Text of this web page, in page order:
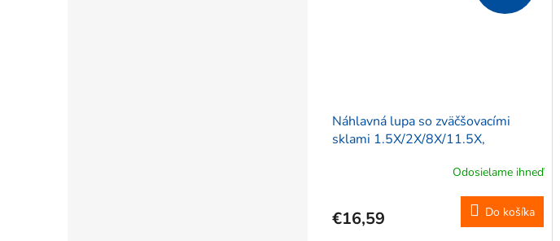
Náhlavná lupa so zväčšovacími
sklami 1.5X/2X/8X/11.5X,
Odosielame ihneď
€16,59 Do košíka